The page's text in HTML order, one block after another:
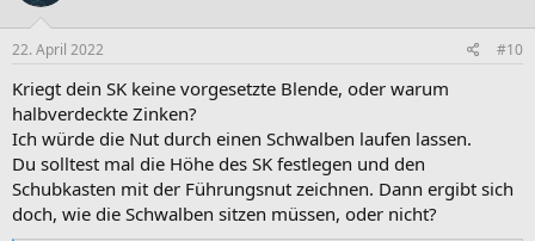
22. April 2022 #10
Kriegt dein SK keine vorgesetzte Blende, oder warum
halbverdeckte Zinken?
Ich würde die Nut durch einen Schwalben laufen lassen.
Du solltest mal die Höhe des SK festlegen und den
Schubkasten mit der Führungsnut zeichnen. Dann ergibt sich
doch, wie die Schwalben sitzen müssen, oder nicht?